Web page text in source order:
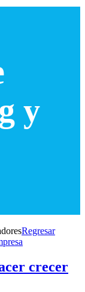
y
Regresar
crecer